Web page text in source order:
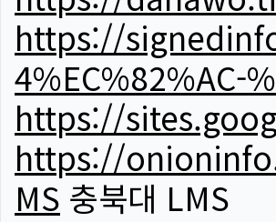
https://
4%EC%82%AC-
https://
https://
MS 충북대 LMS